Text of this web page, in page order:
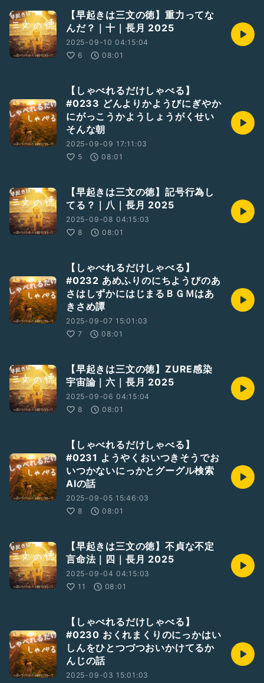
【早起きは三文の徳】重力ってな
んだ？｜十｜長月 2025
2025-09-10 04:15:04
6
08:01
【しゃべれるだけしゃべる】
#0233 どんよりかようびにぎやか
にがっこうかようしょうがくせい
そんな朝
2025-09-09 17:11:03
5
08:01
【早起きは三文の徳】記号行為し
てる？｜八｜長月 2025
2025-09-08 04:15:03
8
08:01
【しゃべれるだけしゃべる】
#0232 あめふりのにちようびのあ
さはしずかにはじまるＢＧＭはあ
きさめ譚
2025-09-07 15:01:03
7
08:01
【早起きは三文の徳】ZURE感染
宇宙論｜六｜長月 2025
2025-09-06 04:15:04
8
08:01
【しゃべれるだけしゃべる】
#0231 ようやくおいつきそうでお
いつかないにっかとグーグル検索
AIの話
2025-09-05 15:46:03
8
08:01
【早起きは三文の徳】不貞な不定
言命法｜四｜長月 2025
2025-09-04 04:15:03
11
08:01
【しゃべれるだけしゃべる】
#0230 おくれまくりのにっかはい
しんをひとつづつおいかけてるか
んじの話
2025-09-03 15:01:03